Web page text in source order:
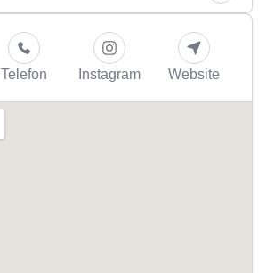
Telefon Instagram Website